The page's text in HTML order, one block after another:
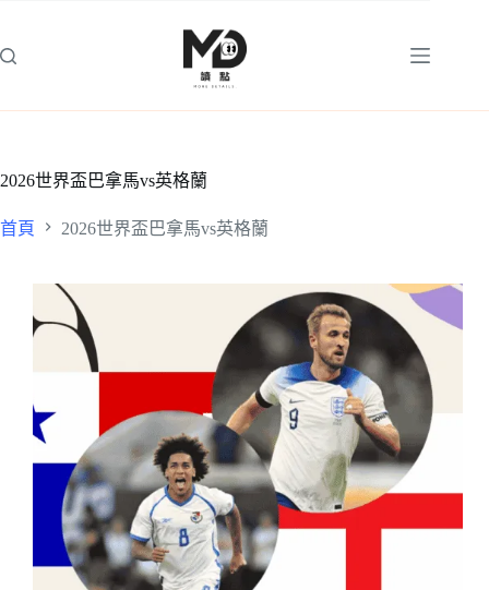
主
2026世界盃巴拿馬vs英格蘭
首頁 2026世界盃巴拿馬vs英格蘭